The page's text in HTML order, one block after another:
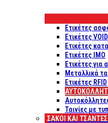
Ετικέτες
Ετικέτες VOID
Ετικέτες
Ετικέτες IMO
Ετικέτες για
Μεταλλικά
Ετικέτες RFID
Ταινίες με
ΣΆΚΟΙ ΚΑΙ